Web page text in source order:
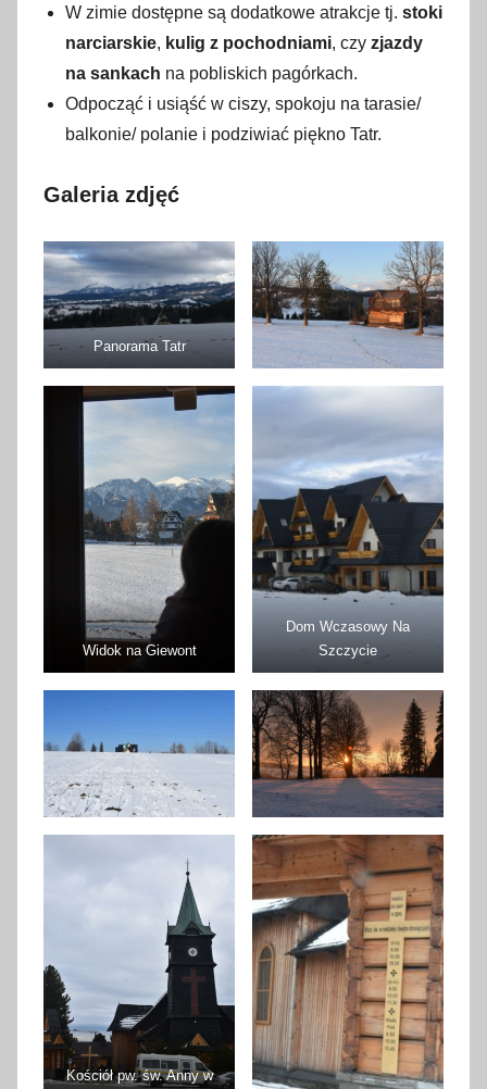
W zimie dostępne są dodatkowe atrakcje tj. stoki
narciarskie, kulig z pochodniami, czy zjazdy
na sankach na pobliskich pagórkach.
Odpocząć i usiąść w ciszy, spokoju na tarasie/
balkonie/ polanie i podziwiać piękno Tatr.
Galeria zdjęć
Panorama Tatr
Widok na Giewont
Dom Wczasowy Na
Szczycie
Kościół pw. św. Anny w